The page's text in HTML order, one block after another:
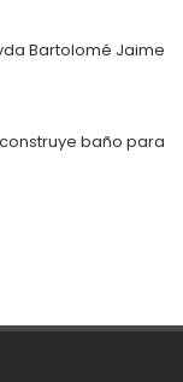
Bartolomé Jaime
baño para